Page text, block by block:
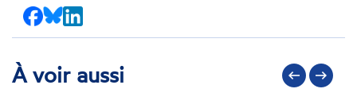
Facebook
Bluesky
À voir aussi